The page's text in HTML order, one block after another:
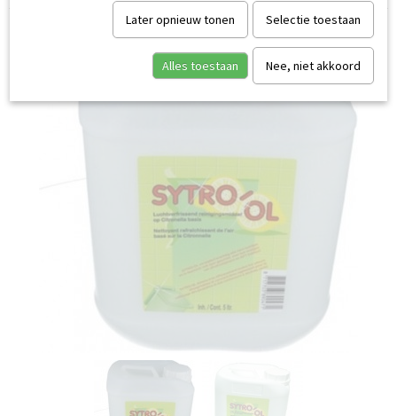
Later opnieuw tonen Selectie toestaan
Alles toestaan Nee, niet akkoord